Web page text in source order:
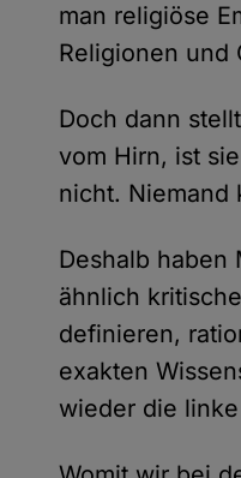
man religiöse
Religionen und
Doch dann
vom Hirn, ist
nicht. Niemand
Deshalb
ähnlich
definieren,
exakten
wieder die